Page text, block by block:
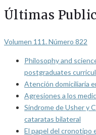
Últimas
Volumen 111. Número 822
Philosophy and
postgraduates
Atención domiciliaria
Agresiones a los
Síndrome de Usher y
cataratas bilateral
El papel del cronotipo